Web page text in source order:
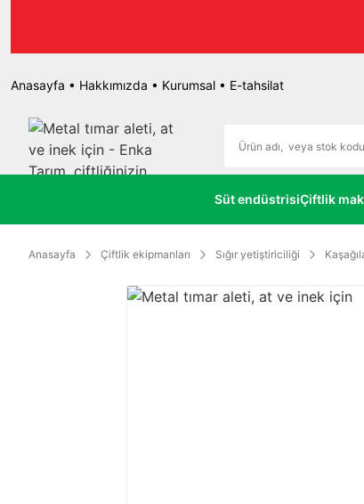
Anasayfa • Hakkımızda • Kurumsal • E-tahsilat
Süt endüstrisiÇiftlik
Anasayfa Çiftlik ekipmanları Sığır yetiştiriciliği